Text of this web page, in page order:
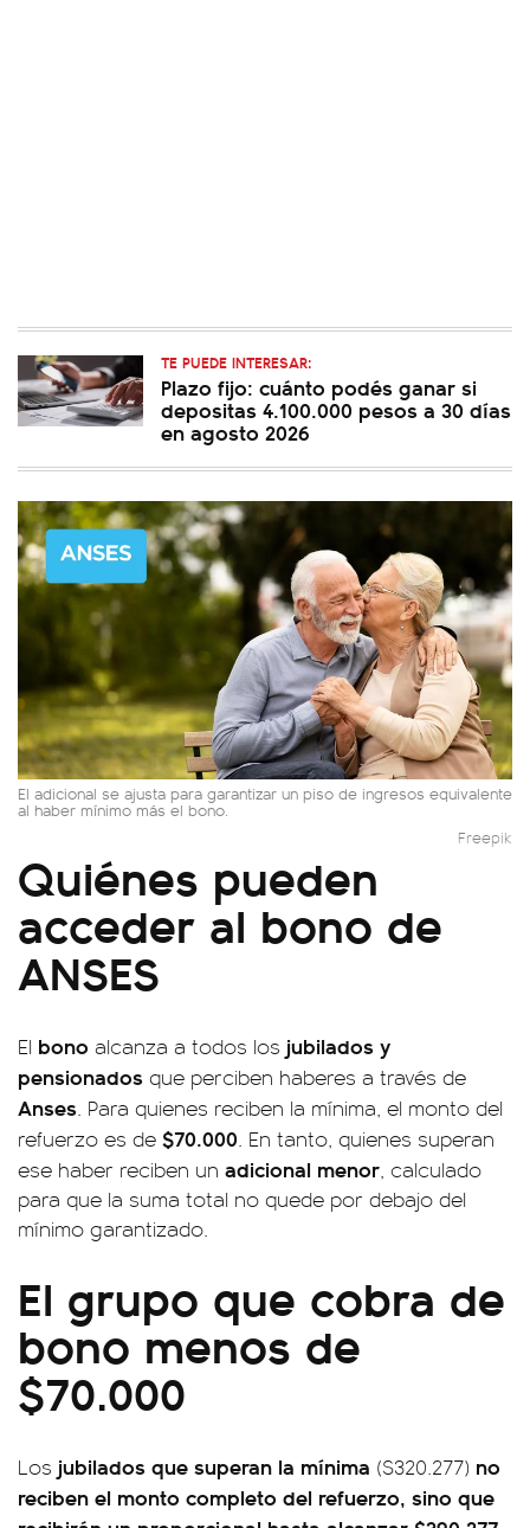
TE PUEDE INTERESAR:
Plazo fijo: cuánto podés ganar si
depositas 4.100.000 pesos a 30 días
en agosto 2026
El adicional se ajusta para garantizar un piso de ingresos equivalente
al haber mínimo más el bono.
Freepik
Quiénes pueden
acceder al bono de
ANSES
El bono alcanza a todos los jubilados y
pensionados que perciben haberes a través de
Anses. Para quienes reciben la mínima, el monto del
refuerzo es de $70.000. En tanto, quienes superan
ese haber reciben un adicional menor, calculado
para que la suma total no quede por debajo del
mínimo garantizado.
El grupo que cobra de
bono menos de
$70.000
Los jubilados que superan la mínima ($320.277) no
reciben el monto completo del refuerzo, sino que